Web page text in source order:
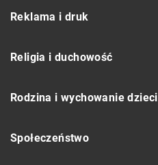
Reklama i druk
Religia i duchowość
Rodzina i wychowanie dzieci
Społeczeństwo